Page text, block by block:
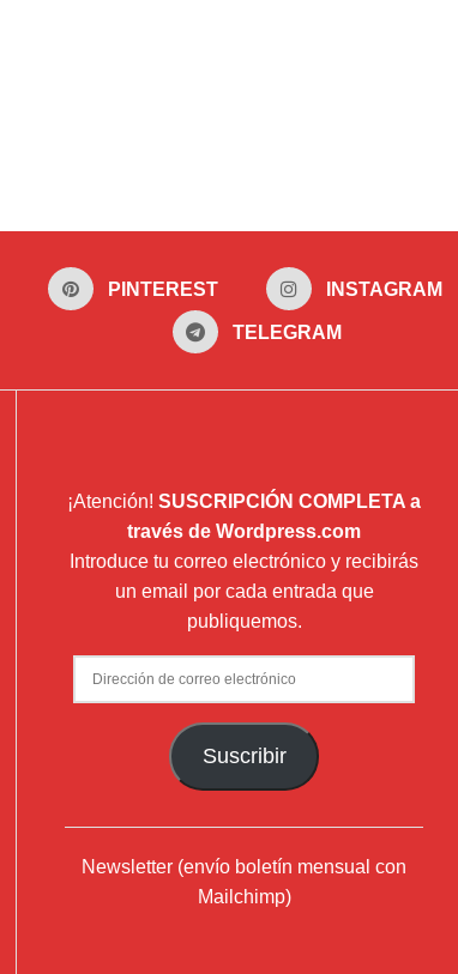
PINTEREST INSTAGRAM
TELEGRAM
¡Atención! SUSCRIPCIÓN COMPLETA a
través de Wordpress.com
Introduce tu correo electrónico y recibirás
un email por cada entrada que
publiquemos.
Dirección
de
Suscribir
Newsletter (envío boletín mensual con
Mailchimp)